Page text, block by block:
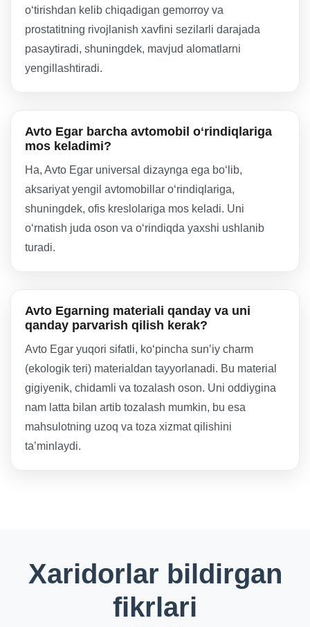
oʻtirishdan kelib chiqadigan gemorroy va
prostatitning rivojlanish xavfini sezilarli darajada
pasaytiradi, shuningdek, mavjud alomatlarni
yengillashtiradi.
Avto Egar barcha avtomobil oʻrindiqlariga
mos keladimi?
Ha, Avto Egar universal dizaynga ega boʻlib,
aksariyat yengil avtomobillar oʻrindiqlariga,
shuningdek, ofis kreslolariga mos keladi. Uni
oʻrnatish juda oson va oʻrindiqda yaxshi ushlanib
turadi.
Avto Egarning materiali qanday va uni
qanday parvarish qilish kerak?
Avto Egar yuqori sifatli, koʻpincha sunʼiy charm
(ekologik teri) materialdan tayyorlanadi. Bu material
gigiyenik, chidamli va tozalash oson. Uni oddiygina
nam latta bilan artib tozalash mumkin, bu esa
mahsulotning uzoq va toza xizmat qilishini
taʼminlaydi.
Xaridorlar bildirgan
fikrlari